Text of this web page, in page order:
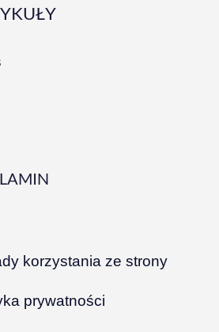
korzystania ze strony
prywatności